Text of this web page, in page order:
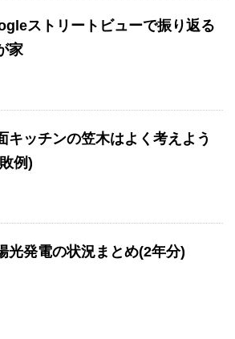
ストリートビューで振り返る
家
キッチンの笠木はよく考えよう
例)
光発電の状況まとめ(2年分)